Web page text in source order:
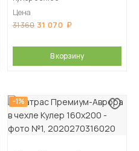
Цена
31 360 31 070
В корзину
-1%